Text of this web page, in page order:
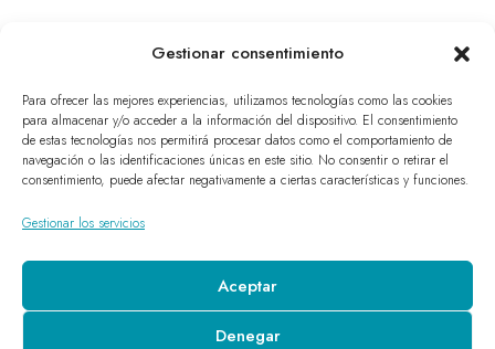
Gestionar consentimiento
Para ofrecer las mejores experiencias, utilizamos tecnologías como las cookies
para almacenar y/o acceder a la información del dispositivo. El consentimiento
de estas tecnologías nos permitirá procesar datos como el comportamiento de
navegación o las identificaciones únicas en este sitio. No consentir o retirar el
consentimiento, puede afectar negativamente a ciertas características y funciones.
Gestionar los servicios
Aceptar
Denegar